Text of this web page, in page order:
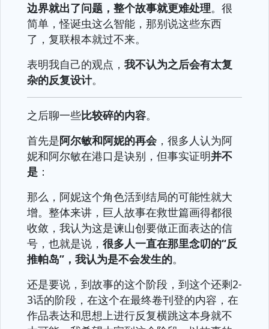
边界就出了问题，整个故事就更难处理。很
简单，怪诞虫这么智能，那别说这些东西
了，复联根本就过不来。
表明我自己的观点， 我不认为之后会有太复
杂的反复设计。
之后聊一些比较碎的内容。
首先是阿尔敏和阿妮的再会，很多人认为阿
妮和阿尔敏在港口是诀别，但事实证明并不
是 ：
那么，阿妮这个角色活到结局的可能性就大
增。整体来讲，巨人故事在救世篇画得都很
收敛，我认为这是谏山创要做正面表达的信
号，也就是说， 很多人一直在那里念叨的“反
推帕岛”，我认为是不会发生的。
还是要说，到故事的这个阶段，到这个还剩2-
3话的阶段，在这个在最终卷刊登的内容，在
作品表达和思想上进行反复横跳这本身就不